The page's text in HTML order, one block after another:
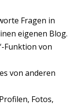
Fragen in
eigenen Blog.
Funktion von
von anderen
Fotos,